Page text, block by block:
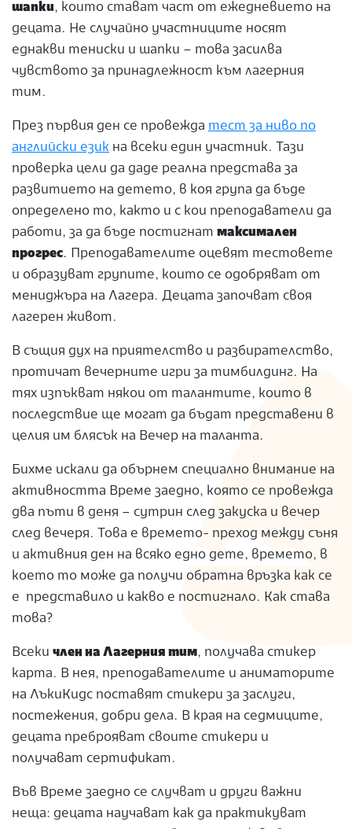
шапки, които стават част от ежедневието на
децата. Не случайно участниците носят
еднакви тениски и шапки – това засилва
чувството за принадлежност към лагерния
тим.
През първия ден се провежда тест за ниво по
английски език на всеки един участник. Тази
проверка цели да даде реална представа за
развитието на детето, в коя група да бъде
определено то, както и с кои преподаватели да
работи, за да бъде постигнат максимален
прогрес. Преподавателите оцевят тестовете
и образуват групите, които се одобряват от
мениджъра на Лагера. Децата започват своя
лагерен живот.
В същия дух на приятелство и разбирателство,
протичат вечерните игри за тимбилдинг. На
тях изпъкват някои от талантите, които в
последствие ще могат да бъдат представени в
целия им блясък на Вечер на таланта.
Бихме искали да обърнем специално внимание на
активността Време заедно, която се провежда
два пъти в деня – сутрин след закуска и вечер
след вечеря. Това е времето- преход между съня
и активния ден на всяко едно дете, времето, в
което то може да получи обратна връзка как се
е представило и какво е постигнало. Как става
това?
Всеки член на Лагерния тим, получава стикер
карта. В нея, преподавателите и аниматорите
на ЛъкиКидс поставят стикери за заслуги,
постежения, добри дела. В края на седмиците,
децата преброяват своите стикери и
получават сертификат.
Във Време заедно се случват и други важни
неща: децата научават как да практикуват